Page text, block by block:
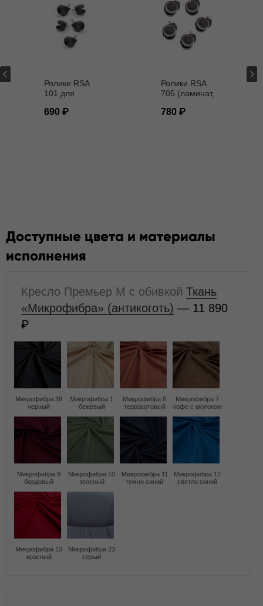
Ролики RSA
101 для
мм
690
Ролики RSA
705 (ламинат,
мм
780
Доступные цвета и материалы
исполнения
Кресло Премьер M с обивкой Ткань
«Микрофибра» (антикоготь) — 11 890
Микрофибра 39
черный
Микрофибра 1
бежевый
Микрофибра 6
терракотовый
Микрофибра 7
кофе с молоком
Микрофибра 9
бордовый
Микрофибра 10
зеленый
Микрофибра 11
темно синий
Микрофибра 12
светло синий
Микрофибра 13
красный
Микрофибра 23
серый